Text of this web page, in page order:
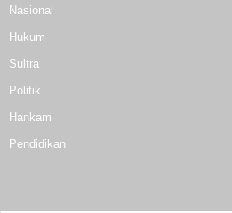
Nasional
Hukum
Sultra
Politik
Hankam
Pendidikan